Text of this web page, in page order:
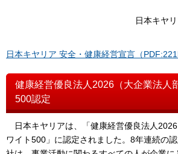
日本キヤ
日本キヤリア 安全・健康経営宣言（
健康経営優良法人2026（大企業法人
500認定
日本キヤリアは、「健康経営優良法人
ワイト500」に認定されました。8年連続の